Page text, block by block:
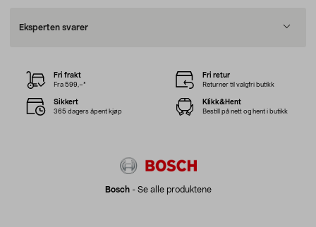
Eksperten svarer
Bosch- Se alle produktene
Fri frakt
Fra 599,–*
Fri retur
Returner til valgfri butikk
Sikkert
365 dagers åpent kjøp
Klikk&Hent
Bestill på nett og hent i butikk